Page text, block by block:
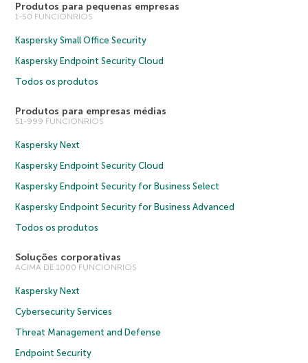
Produtos para pequenas empresas
1-50 FUNCIONRIOS
Kaspersky Small Office Security
Kaspersky Endpoint Security Cloud
Todos os produtos
Produtos para empresas médias
51-999 FUNCIONRIOS
Kaspersky Next
Kaspersky Endpoint Security Cloud
Kaspersky Endpoint Security for Business Select
Kaspersky Endpoint Security for Business Advanced
Todos os produtos
Soluções corporativas
ACIMA DE 1000 FUNCIONRIOS
Kaspersky Next
Cybersecurity Services
Threat Management and Defense
Endpoint Security